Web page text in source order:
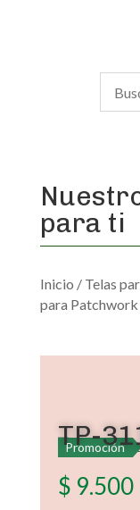
para ti
Inicio / Telas
para Patchwork
Promoción
TP-
$ 9.500